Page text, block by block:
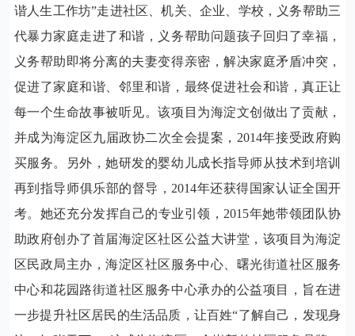
谐人生工作坊”走进社区、机关、企业、学校，义务帮助三
代暴力家庭走进了和谐，义务帮助问题孩子回归了幸福，
义务帮助即将分离的夫妻变得亲密，解决家庭矛盾冲突，
促进了家庭和谐、邻里和谐，最终促进社会和谐，真正让
每一个生命故事被听见。该项目为海淀文创做出了贡献，
并成为海淀区九届政协二次全会提案， 2014年接受政府购
买服务。另外，她研发的婴幼儿成长指导师从技术到培训
再到指导师俱乐部的督导， 2014年还获得国家认证全国开
考。她还充分发挥自己的专业引领， 2015年她带领团队协
助政府创办了首届海淀区社区公益大讲堂，该项目为海淀
区民政局主办，海淀区社区服务中心、曙光街道社区服务
中心和花园路街道社区服务中心承办的公益项目，旨在进
一步提升社区居民的生活品质，让百姓“了解自己，发现身